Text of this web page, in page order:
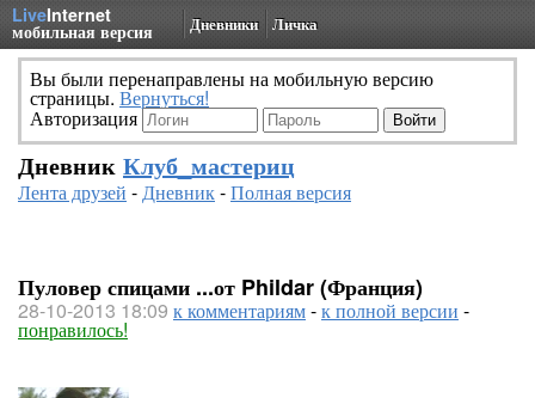
LiveInternet
мобильная версия Дневники Личка
Вы были перенаправлены на мобильную версию
страницы. Вернуться!
Авторизация
Дневник Клуб_мастериц
Лента друзей -Дневник-Полная версия
Пуловер спицами ...от Phildar (Франция)
28-10-2013 18:09 к комментариям-к полной версии -
понравилось!